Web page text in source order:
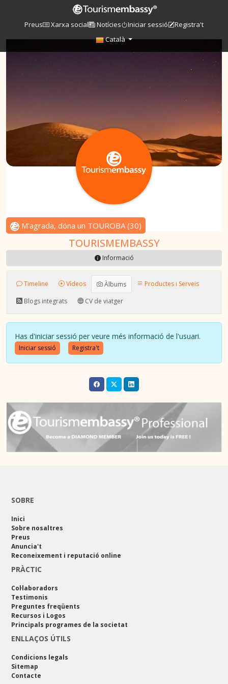
Preus Xarxa social Notícies Iniciar sessió
Registra't
Català
M'agrada, dóna un TOUROBA(30)
TOURISMEMBASSY
Informació
Timeline Vídeos Àlbums
Productes i Serveis
Blogs integrats
CV de viatger
Has d'iniciar sessió per veure més informació de l'usuari.
Iniciar sessió Registra't
SOBRE
Inici
Sobre nosaltres
Preus
Anuncia't
Reconeixement i reputació online
PRÀCTIC
Col·laboradors
Testimonis
Preguntes freqüents
Recursos i Logos
Principals programes de la societat
ENLLAÇOS ÚTILS
Condicions legals
Sitemap
Contacte